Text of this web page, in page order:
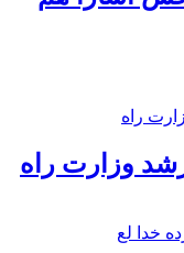
وزارت راه